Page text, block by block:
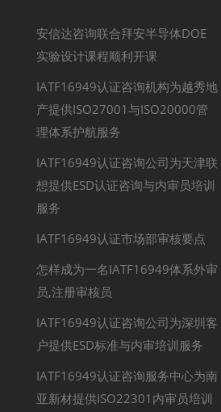
安信达咨询联合拜安半导体DOE
实验设计课程顺利开课
IATF16949认证咨询机构为越秀地
产提供ISO27001与ISO20000管
理体系护航服务
IATF16949认证咨询公司为天津联
想提供ESD认证咨询与内审员培训
服务
IATF16949认证市场部审核要点
怎样成为一名IATF16949体系外审
员,注册审核员
IATF16949认证咨询公司为深圳客
户提供ESD标准与内审培训服务
IATF16949认证咨询服务中心为南
亚新材提供ISO22301内审员培训